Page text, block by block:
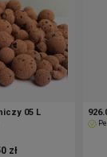
05 L
zł